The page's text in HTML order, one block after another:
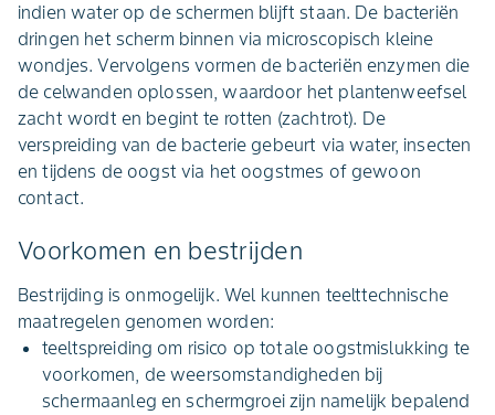
indien water op de schermen blijft staan. De bacteriën
dringen het scherm binnen via microscopisch kleine
wondjes. Vervolgens vormen de bacteriën enzymen die
de celwanden oplossen, waardoor het plantenweefsel
zacht wordt en begint te rotten (zachtrot). De
verspreiding van de bacterie gebeurt via water, insecten
en tijdens de oogst via het oogstmes of gewoon
contact.
Voorkomen en bestrijden
Bestrijding is onmogelijk. Wel kunnen teelttechnische
maatregelen genomen worden:
teeltspreiding om risico op totale oogstmislukking te
voorkomen, de weersomstandigheden bij
schermaanleg en schermgroei zijn namelijk bepalend